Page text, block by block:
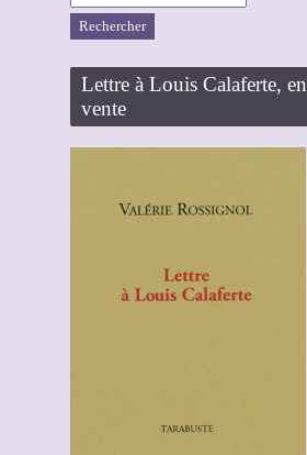
Lettre à Louis Calaferte, en
vente